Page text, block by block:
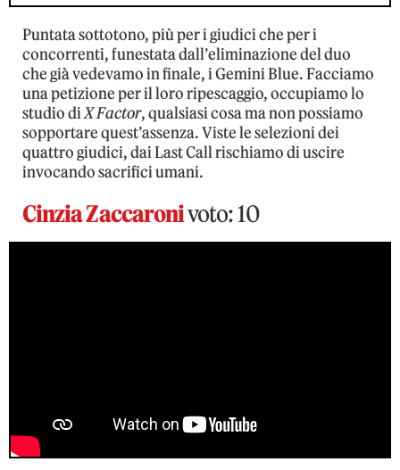
Puntata sottotono, più per i giudici che per i
concorrenti, funestata dall’eliminazione del duo
che già vedevamo in finale, i Gemini Blue. Facciamo
una petizione per il loro ripescaggio, occupiamo lo
studio diX Factor, qualsiasi cosa ma non possiamo
sopportare quest’assenza. Viste le selezioni dei
quattro giudici, dai Last Call rischiamo di uscire
invocando sacrifici umani.
Cinzia Zaccaronivoto: 10